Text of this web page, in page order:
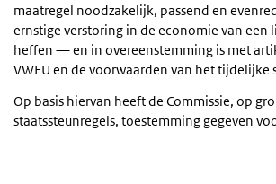
maatregel noodzakelijk, passend en
ernstige verstoring in de economie van een
heffen — en in overeenstemming is met
VWEU en de voorwaarden van het tijdelijke
Op basis hiervan heeft de Commissie, op
staatssteunregels, toestemming gegeven